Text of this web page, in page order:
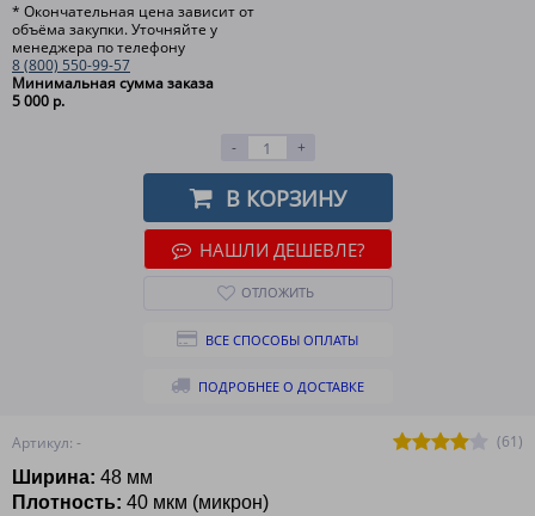
Артикул: -
(61)
Ширина: 48 мм
Плотность: 40 мкм (микрон)
* Окончательная цена зависит от
объёма закупки. Уточняйте у
менеджера по телефону
8 (800) 550-99-57
Минимальная сумма заказа
5 000 р.
- +
В КОРЗИНУ
НАШЛИ ДЕШЕВЛЕ?
ОТЛОЖИТЬ
ВСЕ СПОСОБЫ ОПЛАТЫ
ПОДРОБНЕЕ О ДОСТАВКЕ